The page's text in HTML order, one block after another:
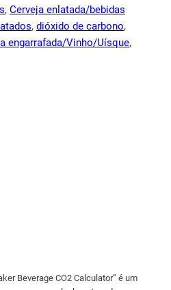
, Cerveja enlatada/bebidas
, dióxido de carbono
engarrafada/Vinho/Uísque
Beverage CO2 Calculator” é um